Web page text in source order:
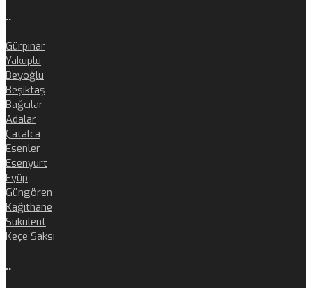
..
Gürpınar
Yakuplu
Beyoğlu
Beşiktaş
Bağcılar
Adalar
Çatalca
Esenler
Esenyurt
Eyüp
Güngören
Kağıthane
Sukulent
Keçe Saksı
..